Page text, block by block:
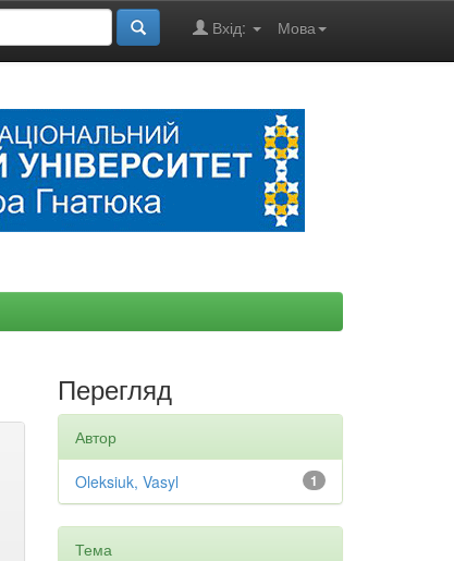
Мова
Вхід:
Перегляд
Автор
1
Oleksiuk, Vasyl
Тема